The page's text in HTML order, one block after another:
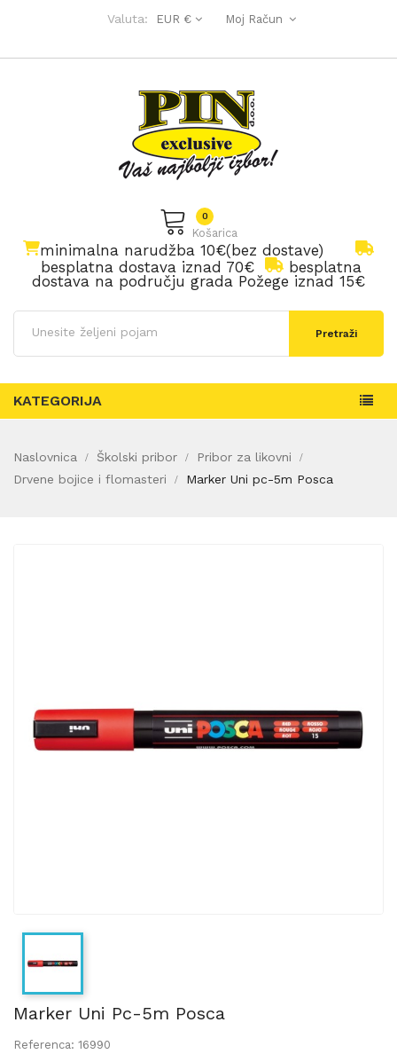
Valuta: EUR € Moj Račun
Košarica
0
minimalna narudžba 10€(bez dostave)
besplatna dostava iznad 70€
besplatna
dostava na području grada Požege iznad 15€
Pretraži
KATEGORIJA
Naslovnica Školski pribor
Pribor za likovni
Drvene bojice i flomasteri
Marker Uni pc-5m Posca
Marker Uni Pc-5m Posca
Referenca: 16990